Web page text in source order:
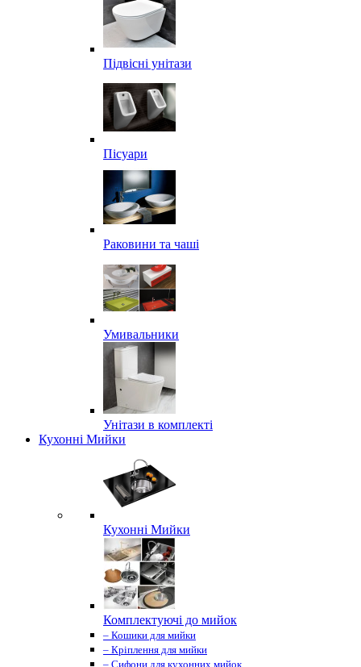
Підвісні унітази
Пісуари
Раковини та чаші
Умивальники
Унітази в комплекті
Кухонні Мийки
Кухонні Мийки
Комплектуючі до мийок
– Кошики для мийки
– Кріплення для мийки
– Сифони для кухонних мийок